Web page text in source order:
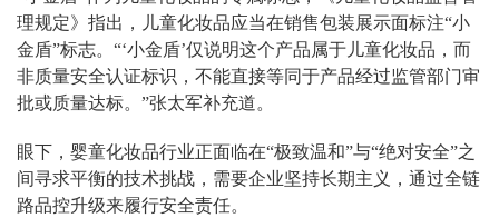
理规定》指出，儿童化妆品应当在销售包装展示面标注“小
金盾”标志。“‘小金盾’仅说明这个产品属于儿童化妆品，而
非质量安全认证标识，不能直接等同于产品经过监管部门审
批或质量达标。”张太军补充道。
眼下，婴童化妆品行业正面临在“极致温和”与“绝对安全”之
间寻求平衡的技术挑战，需要企业坚持长期主义，通过全链
路品控升级来履行安全责任。